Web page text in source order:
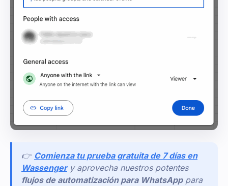
👉 Comienza tu prueba gratuita de 7 días en
Wassenger y aprovecha nuestros potentes
flujos de automatización para WhatsApp para